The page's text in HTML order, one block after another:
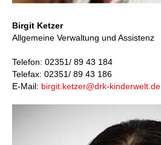
Birgit Ketzer
Allgemeine Verwaltung und Assistenz
Telefon: 02351/ 89 43 184
Telefax: 02351/ 89 43 186
E-Mail: birgit.ketzer@drk-kinderwelt.de